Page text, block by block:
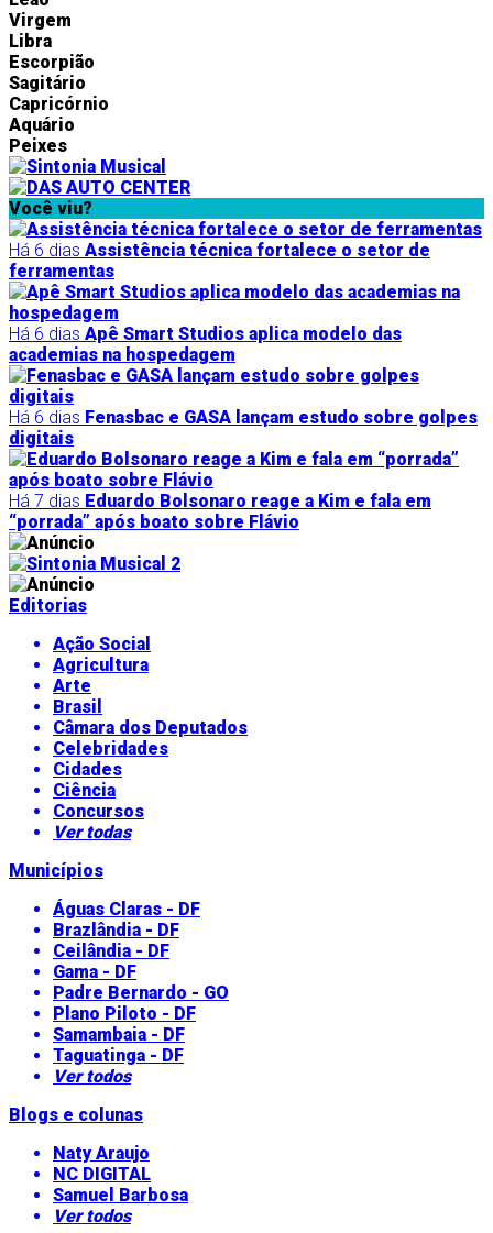
Virgem
Libra
Escorpião
Sagitário
Capricórnio
Aquário
Peixes
Você viu?
Há 6 dias Assistência técnica fortalece o setor de
ferramentas
Há 6 dias Apê Smart Studios aplica modelo das
academias na hospedagem
Há 6 dias Fenasbac e GASA lançam estudo sobre golpes
digitais
Há 7 dias Eduardo Bolsonaro reage a Kim e fala em
“porrada” após boato sobre Flávio
Editorias
Ação Social
Agricultura
Arte
Brasil
Câmara dos Deputados
Celebridades
Cidades
Ciência
Concursos
Ver todas
Municípios
Águas Claras - DF
Brazlândia - DF
Ceilândia - DF
Gama - DF
Padre Bernardo - GO
Plano Piloto - DF
Samambaia - DF
Taguatinga - DF
Ver todos
Blogs e colunas
Naty Araujo
NC DIGITAL
Samuel Barbosa
Ver todos